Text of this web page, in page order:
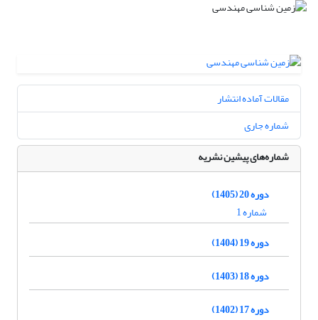
مقالات آماده انتشار
شماره جاری
شماره‌های پیشین نشریه
دوره 20 (1405)
شماره 1
دوره 19 (1404)
دوره 18 (1403)
دوره 17 (1402)